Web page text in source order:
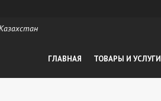
ГЛАВНАЯ ТОВАРЫ И УСЛУГИ